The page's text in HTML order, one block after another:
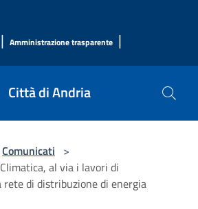
| Amministrazione trasparente |
Città di Andria
Comunicati >
al via i lavori di
di distribuzione di energia